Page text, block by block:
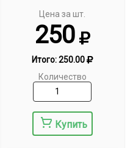
Цена за шт.
250
Итого:250.00
Количество
Купить